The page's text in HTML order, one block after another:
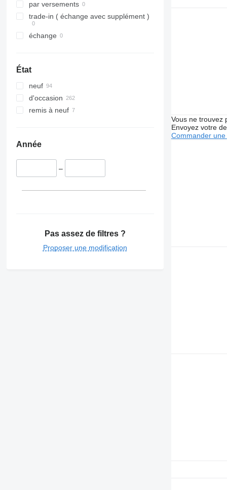
Travego
Unimog
Vario
Premium
Sandero
T-series
Zoe
V40
V60
VM
par versements
trade-in ( échange avec supplément )
échange
État
neuf
d'occasion
remis à neuf
Année
–
Pas assez de filtres ?
Proposer une modification
Vous ne trouvez
Envoyez votre
Commander